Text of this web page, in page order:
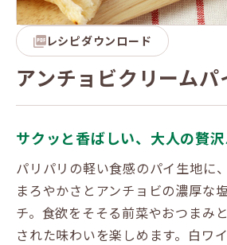
レシピダウンロード
アンチョビクリームパ
サクッと香ばしい、大人の贅
パリパリの軽い食感のパイ生地に
まろやかさとアンチョビの濃厚な
チ。食欲をそそる前菜やおつまみ
された味わいを楽しめます。白ワ